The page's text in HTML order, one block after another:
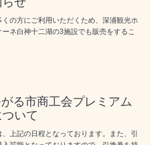
の方にご利用いただくため、深浦観光ホ
ネ白神十二湖の3施設でも販売をするこ
る市商工会プレミアム
いて
上記の日程となっております。また、引